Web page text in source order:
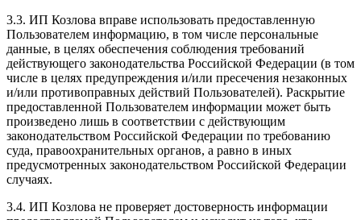
3.3. ИП Козлова вправе использовать предоставленную
Пользователем информацию, в том числе персональные
данные, в целях обеспечения соблюдения требований
действующего законодательства Российской Федерации (в том
числе в целях предупреждения и/или пресечения незаконных
и/или противоправных действий Пользователей). Раскрытие
предоставленной Пользователем информации может быть
произведено лишь в соответствии с действующим
законодательством Российской Федерации по требованию
суда, правоохранительных органов, а равно в иных
предусмотренных законодательством Российской Федерации
случаях.
3.4. ИП Козлова не проверяет достоверность информации